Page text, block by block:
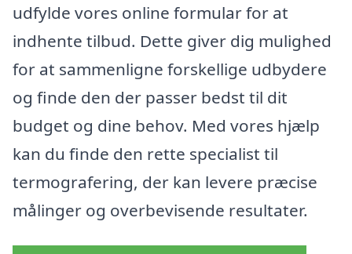
udfylde vores online formular for at
indhente tilbud. Dette giver dig mulighed
for at sammenligne forskellige udbydere
og finde den der passer bedst til dit
budget og dine behov. Med vores hjælp
kan du finde den rette specialist til
termografering, der kan levere præcise
målinger og overbevisende resultater.